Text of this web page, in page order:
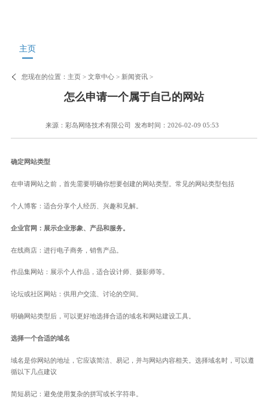
主页
您现在的位置： 主页 >文章中心 > 新闻资讯 >
怎么申请一个属于自己的网站
来源：彩岛网络技术有限公司 发布时间：2026-02-09 05:53
确定网站类型
在申请网站之前，首先需要明确你想要创建的网站类型。常见的网站类型包括
个人博客：适合分享个人经历、兴趣和见解。
企业官网：展示企业形象、产品和服务。
在线商店：进行电子商务，销售产品。
作品集网站：展示个人作品，适合设计师、摄影师等。
论坛或社区网站：供用户交流、讨论的空间。
明确网站类型后，可以更好地选择合适的域名和网站建设工具。
选择一个合适的域名
域名是你网站的地址，它应该简洁、易记，并与网站内容相关。选择域名时，可以遵
循以下几点建议
简短易记：避免使用复杂的拼写或长字符串。